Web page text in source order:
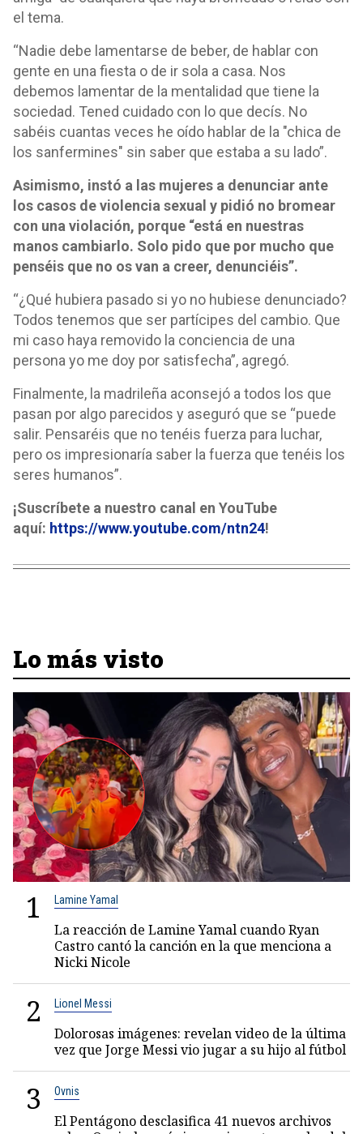
el tema.
“Nadie debe lamentarse de beber, de hablar con
gente en una fiesta o de ir sola a casa. Nos
debemos lamentar de la mentalidad que tiene la
sociedad. Tened cuidado con lo que decís. No
sabéis cuantas veces he oído hablar de la "chica de
los sanfermines" sin saber que estaba a su lado”.
Asimismo, instó a las mujeres a denunciar ante
los casos de violencia sexual y pidió no bromear
con una violación, porque “está en nuestras
manos cambiarlo. Solo pido que por mucho que
penséis que no os van a creer, denunciéis”.
“¿Qué hubiera pasado si yo no hubiese denunciado?
Todos tenemos que ser partícipes del cambio. Que
mi caso haya removido la conciencia de una
persona yo me doy por satisfecha”, agregó.
Finalmente, la madrileña aconsejó a todos los que
pasan por algo parecidos y aseguró que se “puede
salir. Pensaréis que no tenéis fuerza para luchar,
pero os impresionaría saber la fuerza que tenéis los
seres humanos”.
¡Suscríbete a nuestro canal en YouTube
aquí: https://www.youtube.com/ntn24!
Lo más visto
1 Lamine Yamal
La reacción de Lamine Yamal cuando Ryan
Castro cantó la canción en la que menciona a
Nicki Nicole
2 Lionel Messi
Dolorosas imágenes: revelan video de la última
vez que Jorge Messi vio jugar a su hijo al fútbol
3 Ovnis
El Pentágono desclasifica 41 nuevos archivos